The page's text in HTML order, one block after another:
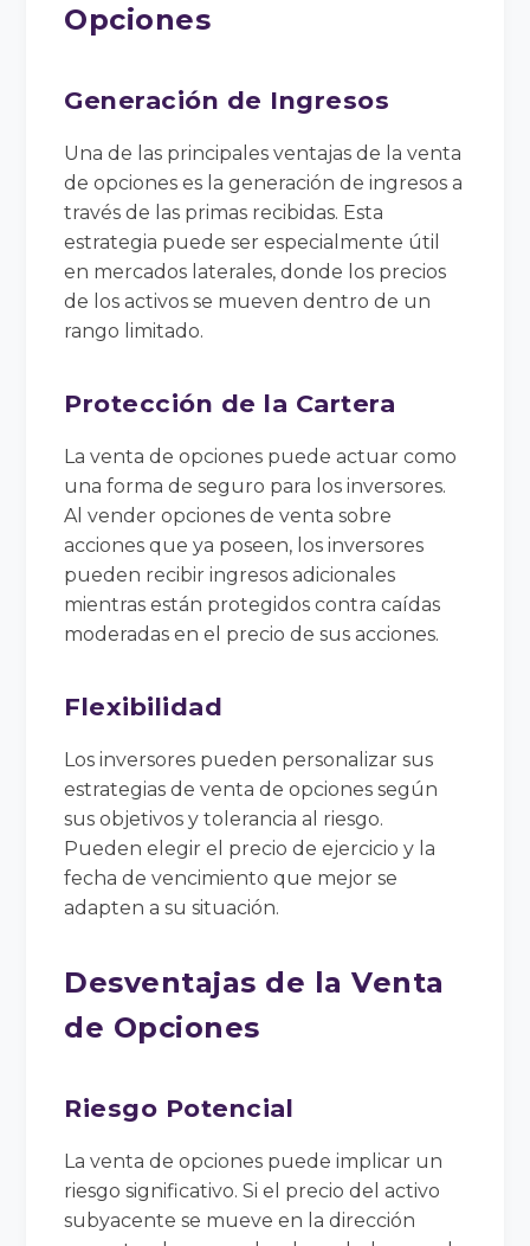
Opciones
Generación de Ingresos
Una de las principales ventajas de la venta
de opciones es la generación de ingresos a
través de las primas recibidas. Esta
estrategia puede ser especialmente útil
en mercados laterales, donde los precios
de los activos se mueven dentro de un
rango limitado.
Protección de la Cartera
La venta de opciones puede actuar como
una forma de seguro para los inversores.
Al vender opciones de venta sobre
acciones que ya poseen, los inversores
pueden recibir ingresos adicionales
mientras están protegidos contra caídas
moderadas en el precio de sus acciones.
Flexibilidad
Los inversores pueden personalizar sus
estrategias de venta de opciones según
sus objetivos y tolerancia al riesgo.
Pueden elegir el precio de ejercicio y la
fecha de vencimiento que mejor se
adapten a su situación.
Desventajas de la Venta
de Opciones
Riesgo Potencial
La venta de opciones puede implicar un
riesgo significativo. Si el precio del activo
subyacente se mueve en la dirección